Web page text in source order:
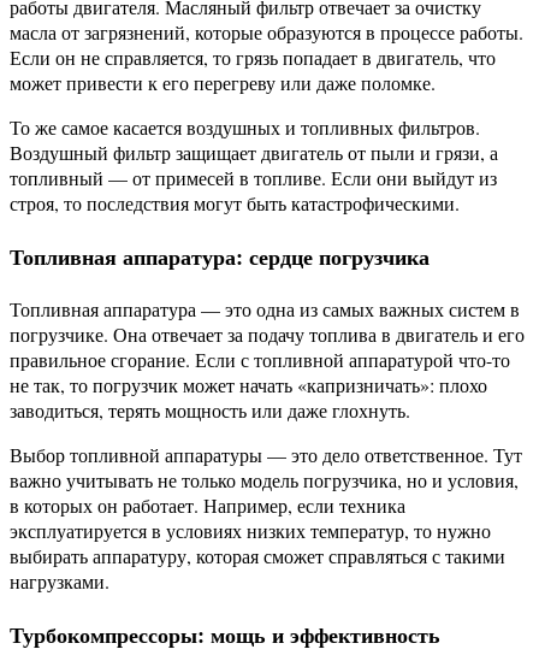
работы двигателя. Масляный фильтр отвечает за очистку
масла от загрязнений, которые образуются в процессе работы.
Если он не справляется, то грязь попадает в двигатель, что
может привести к его перегреву или даже поломке.
То же самое касается воздушных и топливных фильтров.
Воздушный фильтр защищает двигатель от пыли и грязи, а
топливный — от примесей в топливе. Если они выйдут из
строя, то последствия могут быть катастрофическими.
Топливная аппаратура: сердце погрузчика
Топливная аппаратура — это одна из самых важных систем в
погрузчике. Она отвечает за подачу топлива в двигатель и его
правильное сгорание. Если с топливной аппаратурой что-то
не так, то погрузчик может начать «капризничать»: плохо
заводиться, терять мощность или даже глохнуть.
Выбор топливной аппаратуры — это дело ответственное. Тут
важно учитывать не только модель погрузчика, но и условия,
в которых он работает. Например, если техника
эксплуатируется в условиях низких температур, то нужно
выбирать аппаратуру, которая сможет справляться с такими
нагрузками.
Турбокомпрессоры: мощь и эффективность